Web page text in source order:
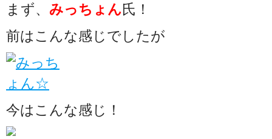
まず、 みっちょん氏！
前はこんな感じでしたが
今はこんな感じ！